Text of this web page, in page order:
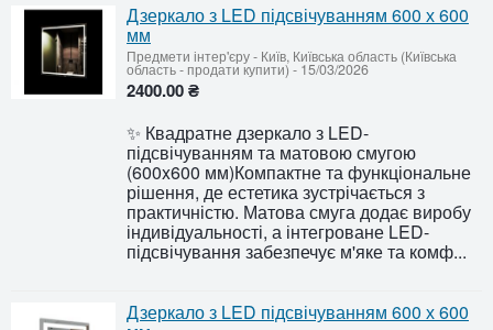
Дзеркало з LED підсвічуванням 600 х 600
мм
Предмети інтер'єру- Київ, Київська область (Київська
область - продати купити)- 15/03/2026
2400.00 ₴
✨ Квадратне дзеркало з LED-
підсвічуванням та матовою смугою
(600x600 мм)Компактне та функціональне
рішення, де естетика зустрічається з
практичністю. Матова смуга додає виробу
індивідуальності, а інтегроване LED-
підсвічування забезпечує м'яке та комф...
Дзеркало з LED підсвічуванням 600 х 600